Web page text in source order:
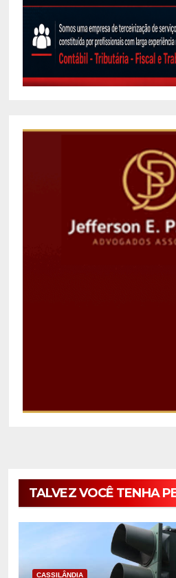
TALVEZ VOCÊ TENHA
CASSILÂNDIA